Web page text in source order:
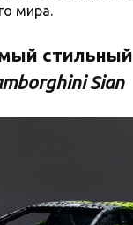
мира.
стильный
Sian